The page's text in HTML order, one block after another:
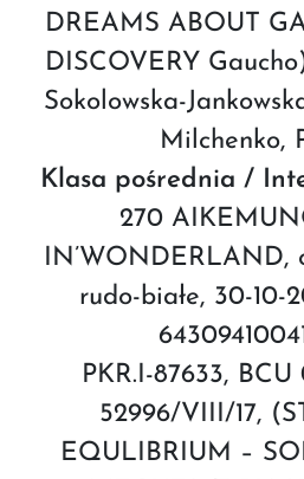
DREAMS ABOUT
DISCOVERY
Sokolowska-
Milchenko,
Klasa pośrednia /
270
IN’WONDERLAND,
rudo-białe, 30-10-
PKR.I-87633,
52996/VIII/17,
EQULIBRIUM –